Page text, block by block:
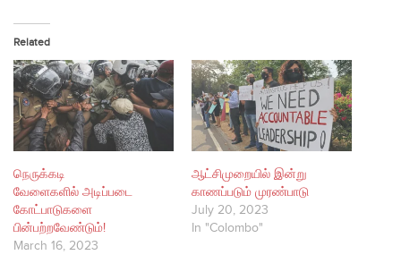
Related
நெருக்கடி
வேளைகளில் அடிப்படை
கோட்பாடுகளை
பின்பற்றவேண்டும்!
March 16, 2023
ஆட்சிமுறையில் இன்று
காணப்படும் முரண்பாடு
July 20, 2023
In "Colombo"